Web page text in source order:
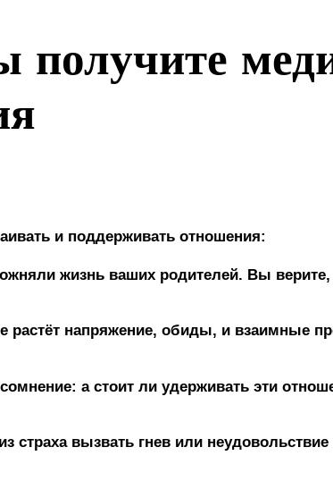
получите
и поддерживать отношения:
жизнь ваших родителей. Вы
напряжение, обиды, и взаимные
а стоит ли удерживать эти
страха вызвать гнев или